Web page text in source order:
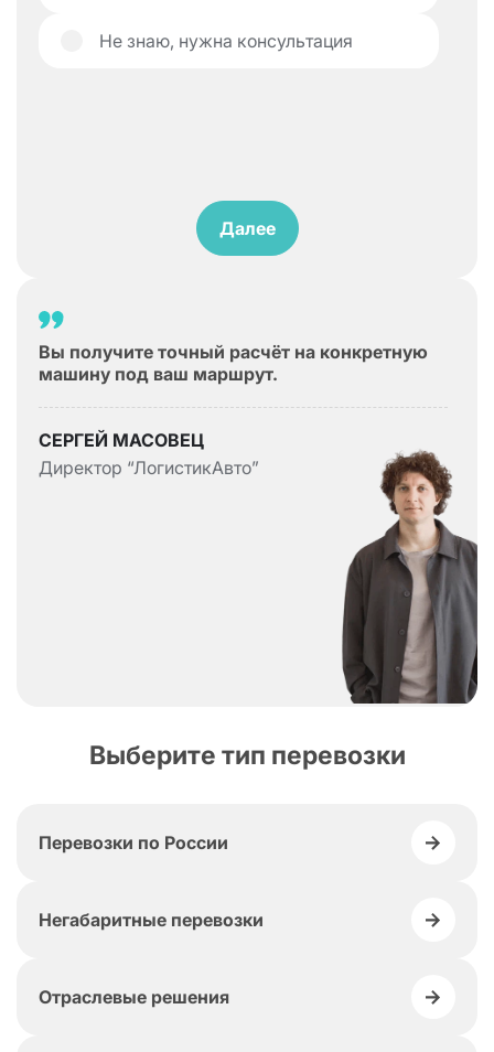
Не знаю, нужна консультация
Далее
Вы получите точный расчёт на конкретную
машину под ваш маршрут.
СЕРГЕЙ МАСОВЕЦ
Директор “ЛогистикАвто”
Выберите тип перевозки
Перевозки по России
Негабаритные перевозки
Отраслевые решения